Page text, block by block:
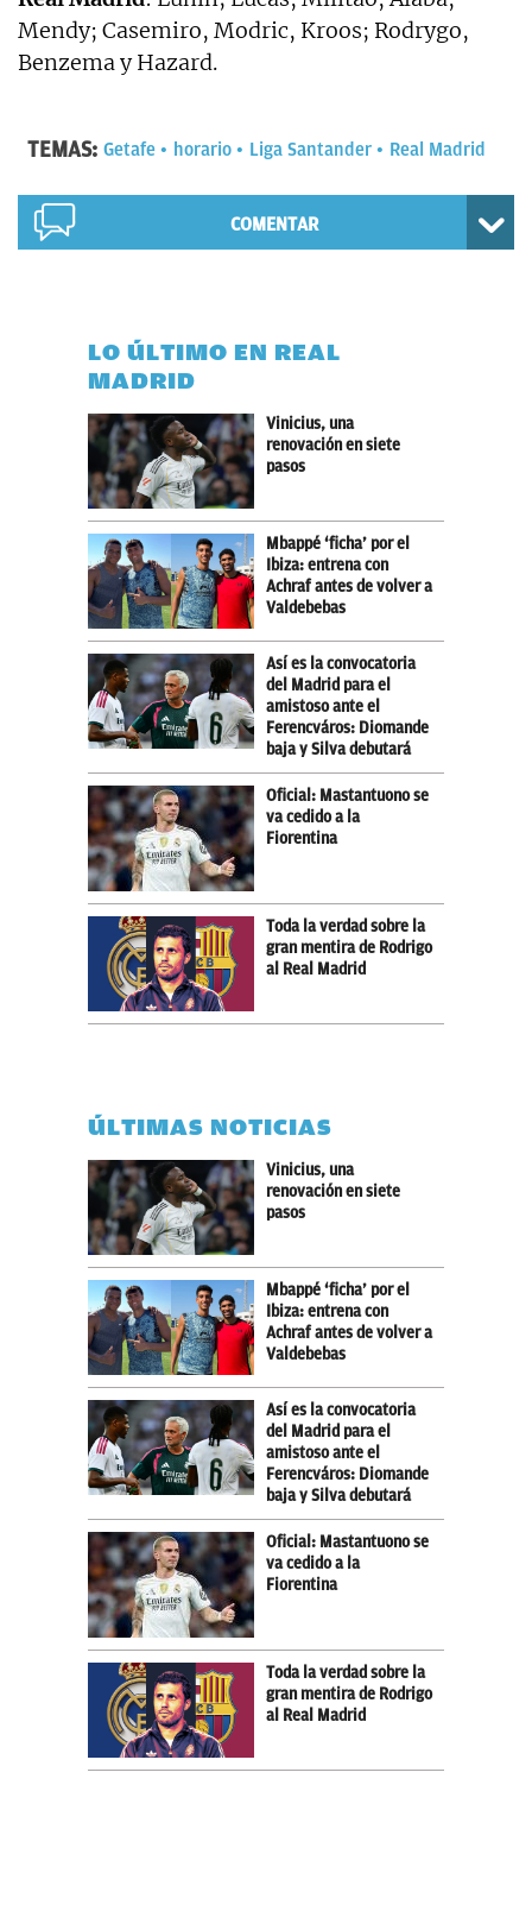
Mendy; Casemiro, Modric, Kroos; Rodrygo,
Benzema y Hazard.
TEMAS: Getafe horario Liga Santander Real Madrid
COMENTAR
LO ÚLTIMO EN REAL
MADRID
Vinicius, una
renovación en siete
pasos
Mbappé ‘ficha’ por el
Ibiza: entrena con
Achraf antes de volver a
Valdebebas
Así es la convocatoria
del Madrid para el
amistoso ante el
Ferencváros: Diomande
baja y Silva debutará
Oficial: Mastantuono se
va cedido a la
Fiorentina
Toda la verdad sobre la
gran mentira de Rodrigo
al Real Madrid
ÚLTIMAS NOTICIAS
Vinicius, una
renovación en siete
pasos
Mbappé ‘ficha’ por el
Ibiza: entrena con
Achraf antes de volver a
Valdebebas
Así es la convocatoria
del Madrid para el
amistoso ante el
Ferencváros: Diomande
baja y Silva debutará
Oficial: Mastantuono se
va cedido a la
Fiorentina
Toda la verdad sobre la
gran mentira de Rodrigo
al Real Madrid